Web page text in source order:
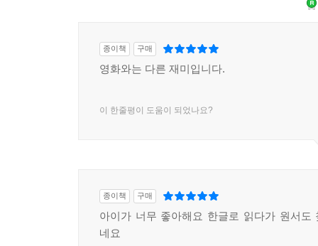
종이책 구매
영화와는 다른 재미입니다.
이 한줄평이 도움이 되었나요?
종이책 구매
아이가 너무 좋아해요 한글로 읽다가 원서도
네요